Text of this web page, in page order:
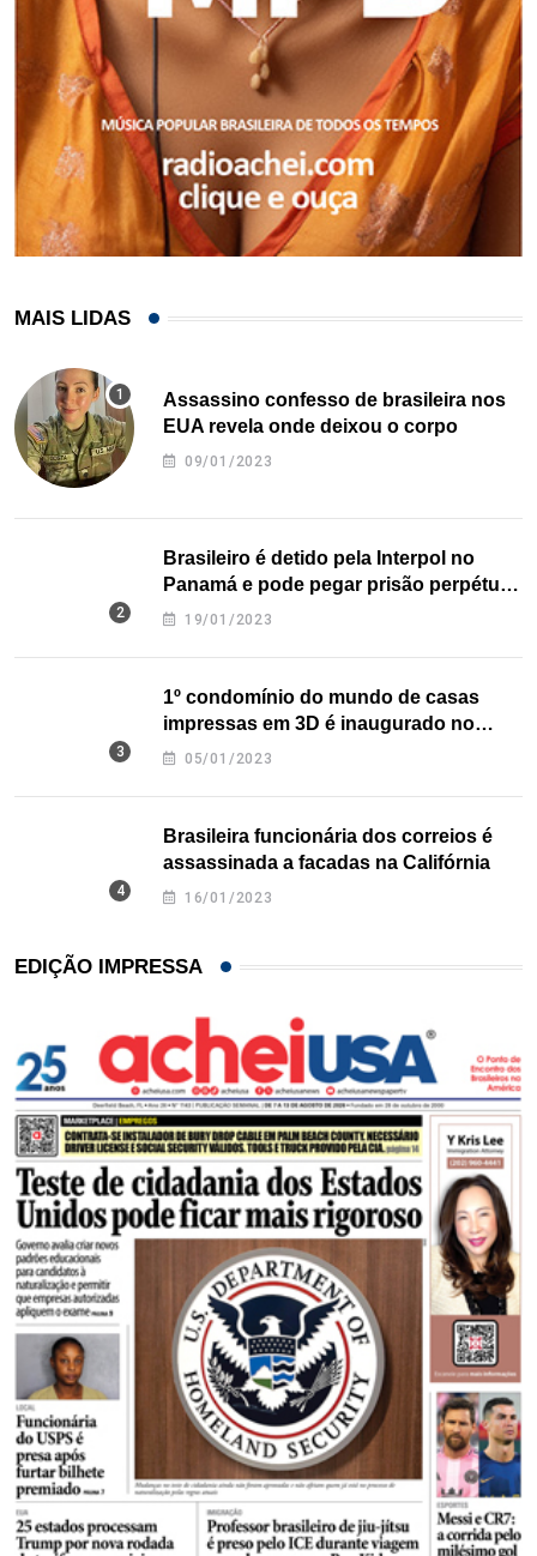
MAIS LIDAS
Assassino confesso de brasileira nos
EUA revela onde deixou o corpo
09/01/2023
Brasileiro é detido pela Interpol no
Panamá e pode pegar prisão perpétua
nos EUA
19/01/2023
1º condomínio do mundo de casas
impressas em 3D é inaugurado no
Texas
05/01/2023
Brasileira funcionária dos correios é
assassinada a facadas na Califórnia
16/01/2023
EDIÇÃO IMPRESSA